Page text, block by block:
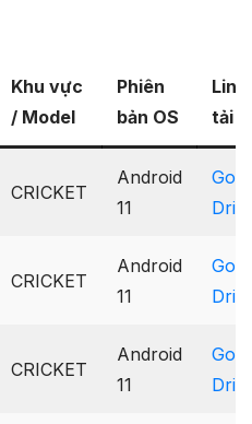
Khu vực
/ Model
Phiên
bản OS
Link
tải
CRICKET
Android
11
CRICKET
Android
11
CRICKET
Android
11